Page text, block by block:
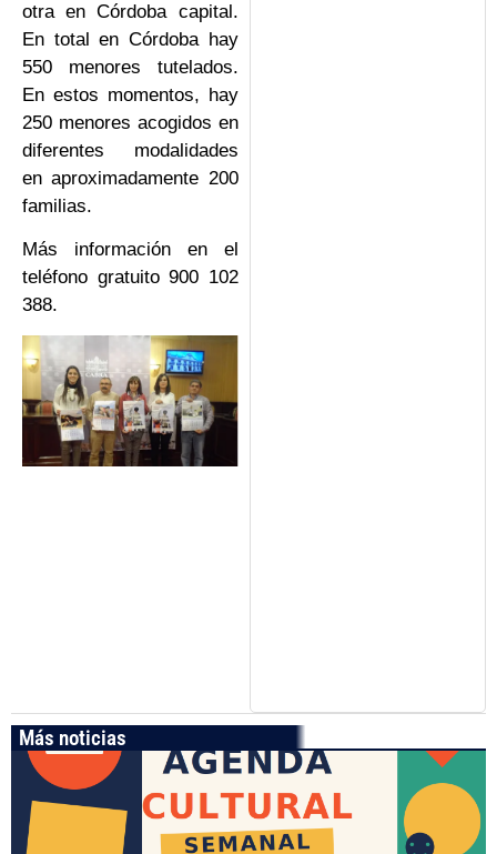
otra en Córdoba capital.
En total en Córdoba hay
550 menores tutelados.
En estos momentos, hay
250 menores acogidos en
diferentes modalidades
en aproximadamente 200
familias.
Más información en el
teléfono gratuito 900 102
388.
Más noticias